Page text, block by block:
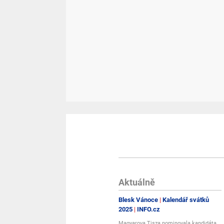
Aktuálně
Blesk Vánoce Kalendář svátků
2025
INFO.cz